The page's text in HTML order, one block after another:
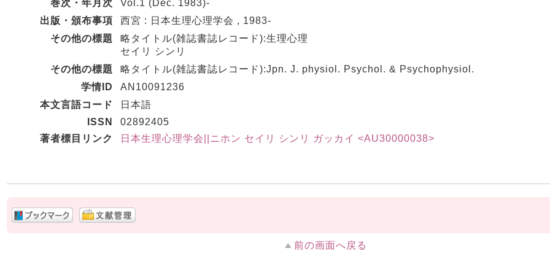
巻次・年月次
Vol.1 (Dec. 1983)-
出版・頒布事項
西宮 : 日本生理心理学会 , 1983-
その他の標題
略タイトル(雑誌書誌レコード):生理心理
セイリ シンリ
その他の標題
略タイトル(雑誌書誌レコード):Jpn. J. physiol. Psychol. & Psychophysiol.
学情ID
AN10091236
本文言語コード
日本語
ISSN
02892405
著者標目リンク
日本生理心理学会||ニホン セイリ シンリ ガッカイ <AU30000038>
前の画面へ戻る